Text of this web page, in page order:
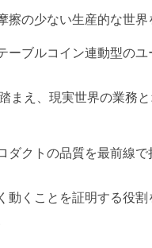
の少ない生産的な世界
ブルコイン連動型の
え、現実世界の業務
クトの品質を最前線
くことを証明する役